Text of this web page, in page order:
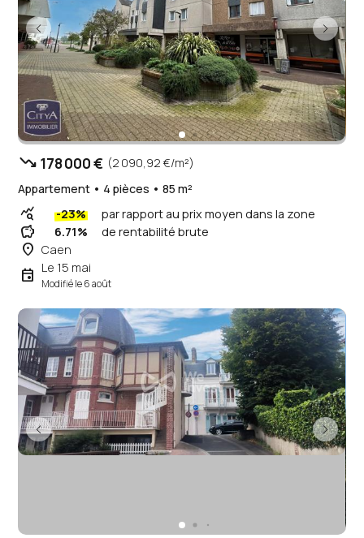
trending_down 178 000 € (2 090,92 €/m²)
Appartement • 4 pièces • 85 m²
query_stats -23% par rapport au prix moyen dans la zone
savings 6.71% de rentabilité brute
place Caen
event Le 15 mai
Modifié le 6 août